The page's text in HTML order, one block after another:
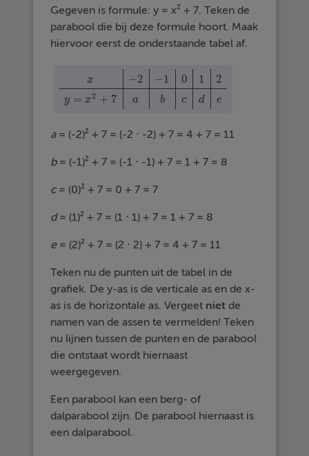
Gegeven is formule: y = x² + 7. Teken de
parabool die bij deze formule hoort. Maak
hiervoor eerst de onderstaande tabel af.
x
y = x2 + 7
−2
a
−1
b
0
c
1
d
2
e
x−2−1012y=x2+7abcde
a= (-2)² + 7 = (-2 ⋅ -2) + 7 = 4 + 7 = 11
b= (-1)² + 7 = (-1 ⋅ -1) + 7 = 1 + 7 = 8
c= (0)² + 7 = 0 + 7 = 7
d= (1)² + 7 = (1 ⋅ 1) + 7 = 1 + 7 = 8
e= (2)² + 7 = (2 ⋅ 2) + 7 = 4 + 7 = 11
Teken nu de punten uit de tabel in de
grafiek. De y-as is de verticale as en de x-
as is de horizontale as. Vergeet nietde
namen van de assen te vermelden! Teken
nu lijnen tussen de punten en de parabool
die ontstaat wordt hiernaast
weergegeven.
Een parabool kan een berg- of
dalparabool zijn. De parabool hiernaast is
een dalparabool.